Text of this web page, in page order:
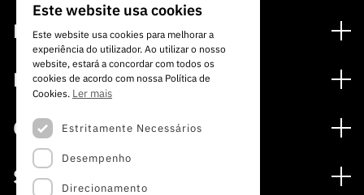
Financiamento
Programas de Financiamento
Internacional
Prémios
Media
Notas de Imprensa
Subscrever Newsletter
Subscrever Direct Mail de Concursos
Concursos
Concursos Abertos
Concursos Previstos
Serviços
PORTUGUESE
ENGLISH
Este website usa cookies
Este website usa cookies para melhorar a
experiência do utilizador. Ao utilizar o nosso
website, estará a concordar com todos os
cookies de acordo com nossa Política de
Cookies. Ler mais
Estritamente Necessários
Desempenho
Direcionamento